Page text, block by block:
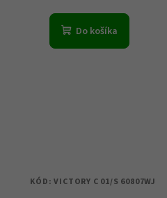
Do košíka
KÓD:VICTORY C 01/S 60807WJ